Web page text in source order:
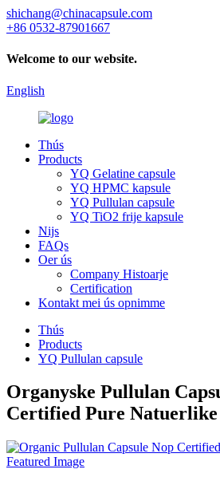
shichang@chinacapsule.com
+86 0532-87901667
Welcome to our website.
English
Thús
Products
YQ Gelatine capsule
YQ HPMC kapsule
YQ Pullulan capsule
YQ TiO2 frije kapsule
Nijs
FAQs
Oer ús
Company Histoarje
Certification
Kontakt mei ús opnimme
Thús
Products
YQ Pullulan capsule
Organyske Pullulan
Certified Pure Natuerlike